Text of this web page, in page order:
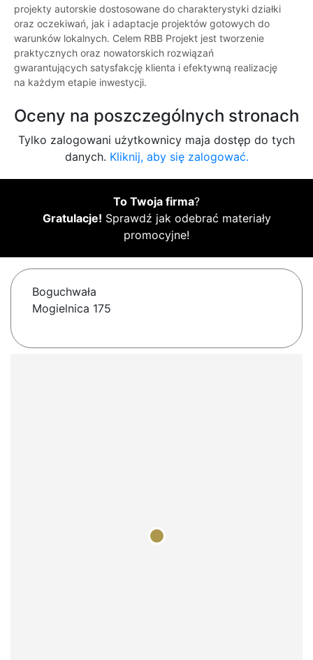
projekty autorskie dostosowane do charakterystyki działki
oraz oczekiwań, jak i adaptacje projektów gotowych do
warunków lokalnych. Celem RBB Projekt jest tworzenie
praktycznych oraz nowatorskich rozwiązań
gwarantujących satysfakcję klienta i efektywną realizację
na każdym etapie inwestycji.
Oceny na poszczególnych stronach
Tylko zalogowani użytkownicy maja dostęp do tych
danych. Kliknij, aby się zalogować.
To Twoja firma?
Gratulacje! Sprawdź jak odebrać materiały
promocyjne!
Boguchwała
Mogielnica 175